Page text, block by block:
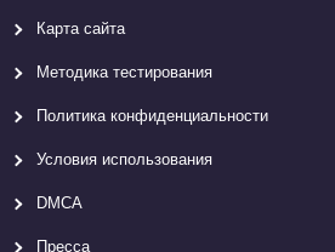
Карта сайтa
Методика тестирования
Политика конфиденциальности
Условия использования
DMCA
Пресса